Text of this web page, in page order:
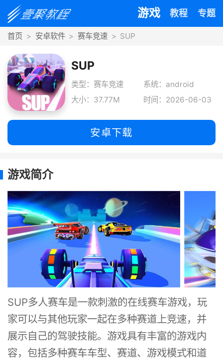
游戏 教程 专题
首页 安卓软件 赛车竞速 SUP
SUP
类型：赛车竞速
系统：android
大小：37.77M
时间：2026-06-03
安卓下载
游戏简介
SUP多人赛车是一款刺激的在线赛车游戏，玩
家可以与其他玩家一起在多种赛道上竞速，并
展示自己的驾驶技能。游戏具有丰富的游戏内
容，包括多种赛车车型、赛道、游戏模式和道